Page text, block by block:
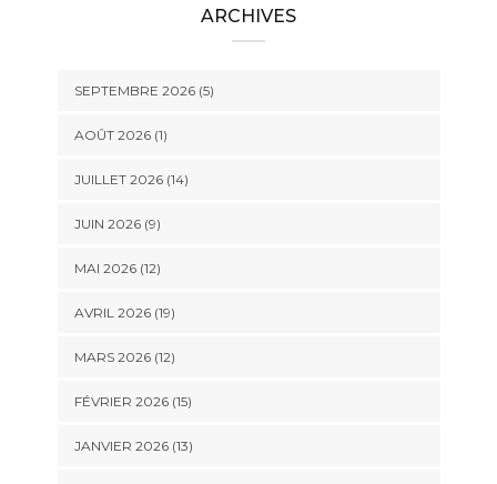
ARCHIVES
SEPTEMBRE 2026 (5)
AOÛT 2026 (1)
JUILLET 2026 (14)
JUIN 2026 (9)
MAI 2026 (12)
AVRIL 2026 (19)
MARS 2026 (12)
FÉVRIER 2026 (15)
JANVIER 2026 (13)